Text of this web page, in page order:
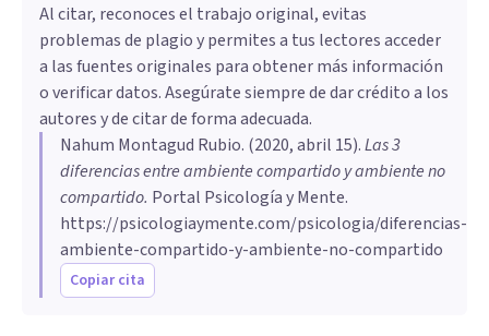
Al citar, reconoces el trabajo original, evitas
problemas de plagio y permites a tus lectores acceder
a las fuentes originales para obtener más información
o verificar datos. Asegúrate siempre de dar crédito a los
autores y de citar de forma adecuada.
Nahum Montagud Rubio. (2020, abril 15).Las 3
diferencias entre ambiente compartido y ambiente no
compartido. Portal Psicología y Mente.
https://psicologiaymente.com/psicologia/diferencias-
ambiente-compartido-y-ambiente-no-compartido
Copiar cita